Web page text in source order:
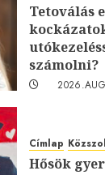
Tetoválás
számolni?
Címlap
Hősök